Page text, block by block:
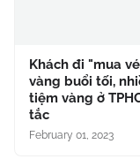
Khách đi "mua
vàng buổi tối,
tiệm vàng ở
tắc
February 01, 2023